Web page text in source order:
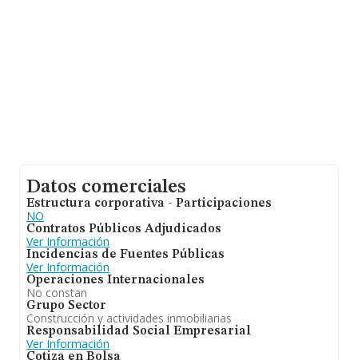
Datos comerciales
Estructura corporativa - Participaciones
NO
Contratos Públicos Adjudicados
Ver Información
Incidencias de Fuentes Públicas
Ver Información
Operaciones Internacionales
No constan
Grupo Sector
Construcción y actividades inmobiliarias
Responsabilidad Social Empresarial
Ver Información
Cotiza en Bolsa